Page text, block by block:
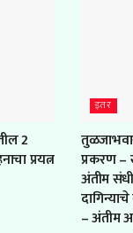
2
प्रयत्न
इतर
प्रकरण
अंतीम
– अंतीम